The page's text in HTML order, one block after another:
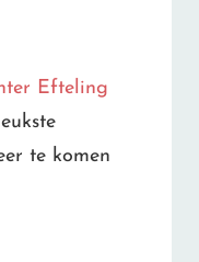
Efteling
te komen